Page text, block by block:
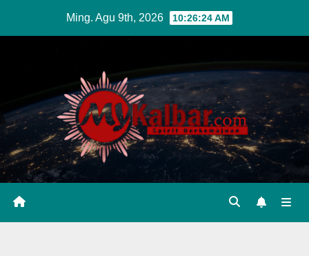
Ming. Agu 9th, 2026 10:26:25 AM